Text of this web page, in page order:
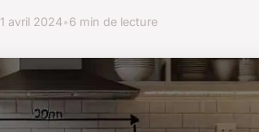
1 avril 2024•6 min de lecture